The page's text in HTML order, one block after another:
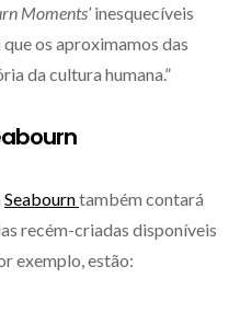
Moments’inesquecíveis
os aproximamos das
da cultura humana.”
Seabourntambém contará
recém-criadas disponíveis
exemplo, estão: